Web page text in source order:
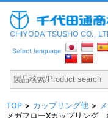
CHIYODA TSUSHO CO.,
Select language
TOP カップリング他
メガフローXカップリング